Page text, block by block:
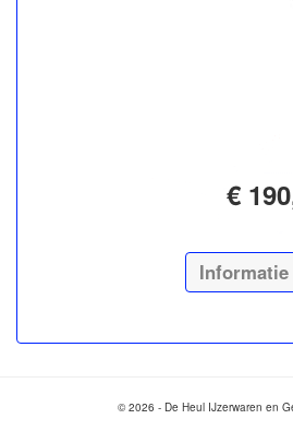
€
Informatie
© 2026 - De Heul IJzerwaren en